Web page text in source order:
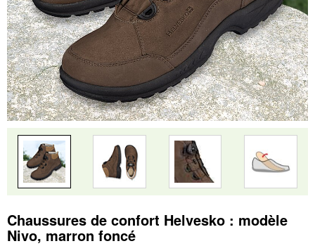
Chaussures de confort Helvesko : modèle
Nivo, marron foncé